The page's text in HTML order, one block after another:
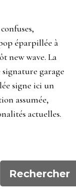
éparpillée à
new wave. La
garage
signe ici un
assumée,
actuelles.
Rechercher